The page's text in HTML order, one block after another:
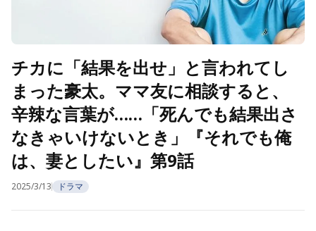
チカに「結果を出せ」と言われてし
まった豪太。ママ友に相談すると、
辛辣な言葉が……「死んでも結果出さ
なきゃいけないとき」『それでも俺
は、妻としたい』第9話
2025/3/13 ドラマ